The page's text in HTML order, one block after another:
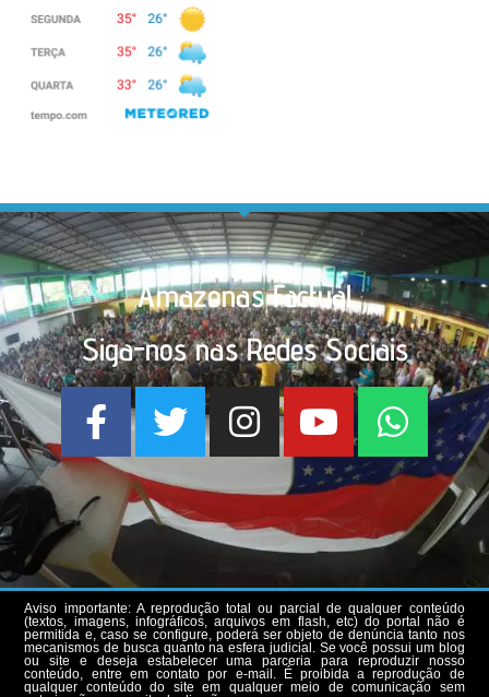
Amazonas Factual
Siga-nos nas Redes Sociais
Aviso importante: A reprodução total ou parcial de qualquer conteúdo
(textos, imagens, infográficos, arquivos em flash, etc) do portal não é
permitida e, caso se configure, poderá ser objeto de denúncia tanto nos
mecanismos de busca quanto na esfera judicial. Se você possui um blog
ou site e deseja estabelecer uma parceria para reproduzir nosso
conteúdo, entre em contato por e-mail. É proibida a reprodução de
qualquer conteúdo do site em qualquer meio de comunicação sem